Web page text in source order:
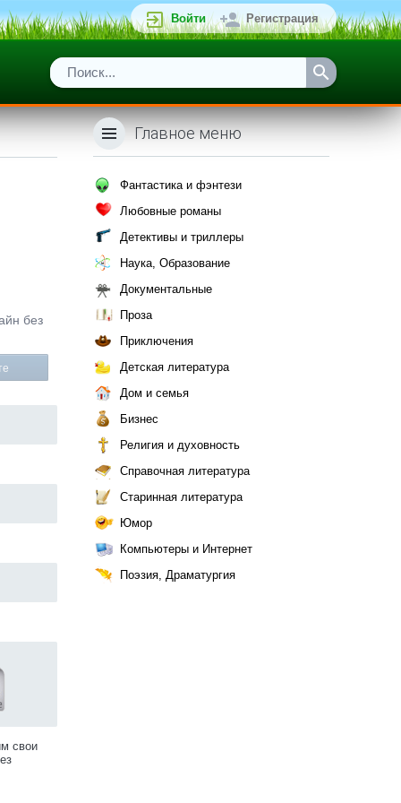
Войти Регистрация
без
свои
Главное меню
Фантастика и фэнтези
Любовные романы
Детективы и триллеры
Наука, Образование
Документальные
Проза
Приключения
Детская литература
Дом и семья
Бизнес
Религия и духовность
Справочная литература
Старинная литература
Юмор
Компьютеры и Интернет
Поэзия, Драматургия